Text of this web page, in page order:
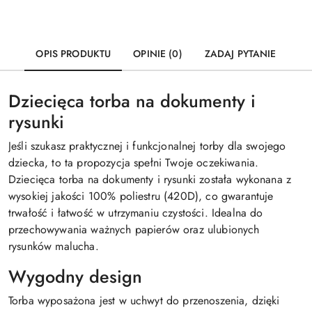
OPIS PRODUKTU OPINIE (0) ZADAJ PYTANIE
Dziecięca torba na dokumenty i
rysunki
Jeśli szukasz praktycznej i funkcjonalnej torby dla swojego
dziecka, to ta propozycja spełni Twoje oczekiwania.
Dziecięca torba na dokumenty i rysunki została wykonana z
wysokiej jakości 100% poliestru (420D), co gwarantuje
trwałość i łatwość w utrzymaniu czystości. Idealna do
przechowywania ważnych papierów oraz ulubionych
rysunków malucha.
Wygodny design
Torba wyposażona jest w uchwyt do przenoszenia, dzięki